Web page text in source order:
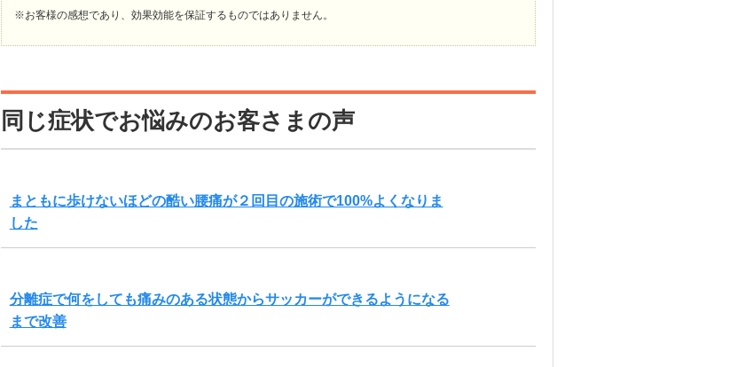
※お客様の感想であり、効果効能を保証するものではありません。
同じ症状でお悩みのお客さまの声
まともに歩けないほどの酷い腰痛が２回目の施術で100%よくなりま
した
分離症で何をしても痛みのある状態からサッカーができるようになる
まで改善